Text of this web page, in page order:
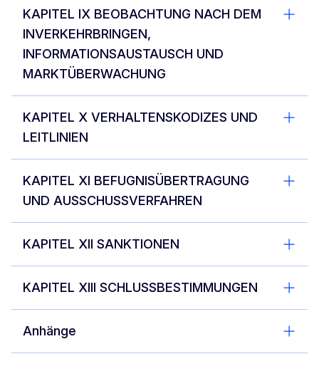
KAPITEL IX BEOBACHTUNG NACH DEM
INVERKEHRBRINGEN,
INFORMATIONSAUSTAUSCH UND
MARKTÜBERWACHUNG
KAPITEL X VERHALTENSKODIZES UND
LEITLINIEN
KAPITEL XI BEFUGNISÜBERTRAGUNG
UND AUSSCHUSSVERFAHREN
KAPITEL XII SANKTIONEN
KAPITEL XIII SCHLUSSBESTIMMUNGEN
Anhänge